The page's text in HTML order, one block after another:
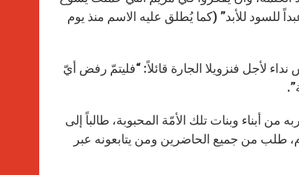
للسود للأبد” (كما يُطلق عليه الاسم منذ يوم
لأجل فنزويلا الجارة قائلاً: “فليتمّ رفض أيّ
من أبناء وبنات تلك الأمّة المحبوبة، طالباً إلى
طلب من جميع الحاضرين ومن يتابعونه عبر